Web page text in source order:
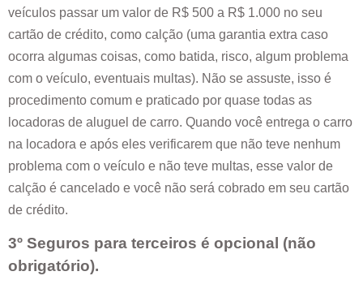
veículos passar um valor de R$ 500 a R$ 1.000 no seu
cartão de crédito, como calção (uma garantia extra caso
ocorra algumas coisas, como batida, risco, algum problema
com o veículo, eventuais multas). Não se assuste, isso é
procedimento comum e praticado por quase todas as
locadoras de aluguel de carro. Quando você entrega o carro
na locadora e após eles verificarem que não teve nenhum
problema com o veículo e não teve multas, esse valor de
calção é cancelado e você não será cobrado em seu cartão
de crédito.
3º Seguros para terceiros é opcional (não
obrigatório).